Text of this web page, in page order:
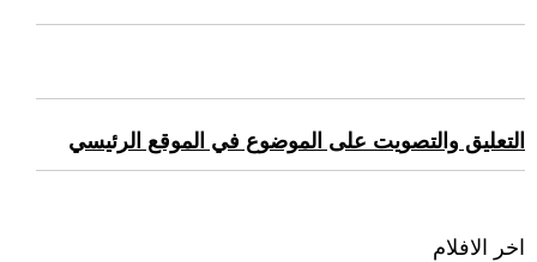
التعليق والتصويت على الموضوع في الموقع الرئيسي
اخر الافلام